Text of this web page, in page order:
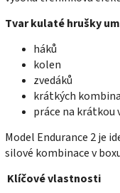
Tvar kulaté hrušky
háků
kolen
zvedáků
krátkých
práce na krátkou
Model Endurance 2 je
silové kombinace v
Klíčové vlastnosti